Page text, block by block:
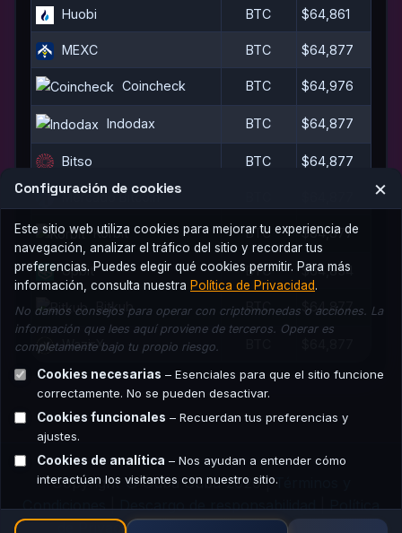
Huobi BTC $64,861
MEXC BTC $64,877
Coincheck BTC $64,976
Indodax BTC $64,877
Bitso BTC $64,877
Mercado Bitcoin
Korbit BTC $64,877
Upbit BTC $64,854
Bitkub BTC $64,877
WazirX
Copyright © Guba Guba 2026 |Términos y
Condiciones|Descargo de responsabilidad|Política
de Privacidad
Red de afiliados
Configuración de cookies ×
Este sitio web utiliza cookies para mejorar tu experiencia de
navegación, analizar el tráfico del sitio y recordar tus
preferencias. Puedes elegir qué cookies permitir. Para más
información, consulta nuestra Política de Privacidad.
No damos consejos para operar con criptomonedas o acciones. La
información que lees aquí proviene de terceros. Operar es
completamente bajo tu propio riesgo.
Cookies necesarias – Esenciales para que el sitio funcione
correctamente. No se pueden desactivar.
Cookies funcionales – Recuerdan tus preferencias y
ajustes.
Cookies de analítica – Nos ayudan a entender cómo
interactúan los visitantes con nuestro sitio.